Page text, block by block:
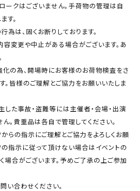
ークはございません。手荷物の管理は自
す。
為は、固くお断りしております。
容変更や中止がある場合がございます。あ
化の為、開場時にお客様のお荷物検査をさ
。皆様のご理解とご協力をお願いいたしま
した事故・盗難等には主催者・会場・出演
。貴重品は各自で管理してください。
からの指示にご理解とご協力をよろしくお願
の指示に従って頂けない場合はイベントの
場合がございます。予めご了承の上ご参加
い合わせください。